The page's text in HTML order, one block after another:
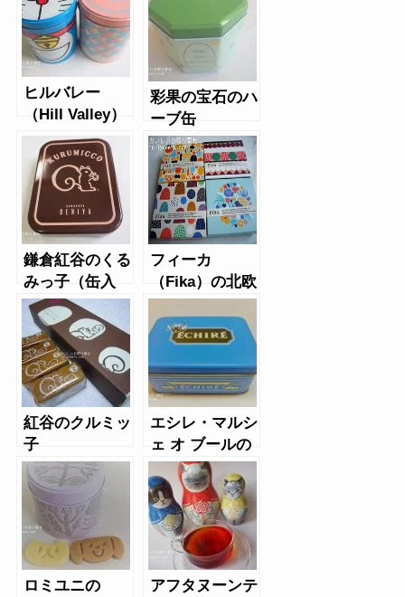
ヒルバレー
（Hill Valley）
のポップコーン
缶
彩果の宝石のハ
ーブ缶
鎌倉紅谷のくる
みっ子（缶入
り）
フィーカ
（Fika）の北欧
クッキー
紅谷のクルミッ
子
エシレ・マルシ
ェ オ ブールの
パルミエ・エシ
レ
ロミユニの
アフタヌーンテ